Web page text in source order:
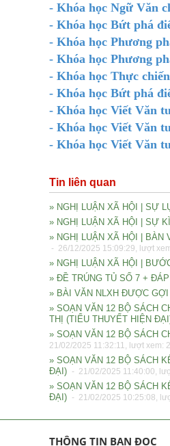
- Khóa học Ngữ Văn
- Khóa học Bứt phá
- Khóa học Phương
- Khóa học Phương
- Khóa học Thực
- Khóa học Bứt phá
- Khóa học Viết Văn
- Khóa học Viết Văn
- Khóa học Viết Văn
Tin liên quan
» NGHỊ LUẬN XÃ HỘI | SỰ
» NGHỊ LUẬN XÃ HỘI | SỰ
» NGHỊ LUẬN XÃ HỘI | BÀN
- 26/12/2025 15:09:29, lượt
» NGHỊ LUẬN XÃ HỘI |
» ĐỀ TRÚNG TỦ SỐ 7 +
» BÀI VĂN NLXH ĐƯỢC
» SOẠN VĂN 12 BỘ SÁCH
THỊ (TIỂU THUYẾT HIỆN
» SOẠN VĂN 12 BỘ SÁCH
21/02/2025 11:32:11, lượt xem:
» SOẠN VĂN 12 BỘ SÁCH
ĐẠI) - 21/02/2025 11:40:00,
» SOẠN VĂN 12 BỘ SÁCH
ĐẠI) - 21/02/2025 10:25:08,
THÔNG TIN BẠN ĐỌC